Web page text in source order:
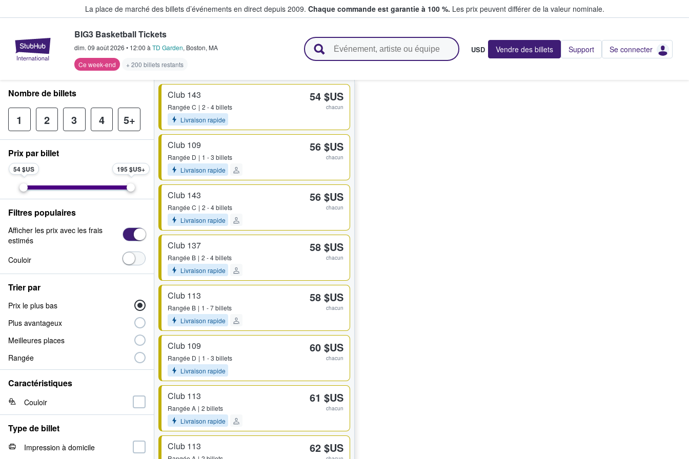
La place de marché des billets d’événements en direct depuis 2009. Chaque commande est garantie à 100 %. Les prix peuvent différer de la valeur nominale.
StubHub - Où les fans achètent et vendent des billets
BIG3 Basketball Tickets
dim. 09 août 2026 • 12:00 à TD Garden, Boston, MA
Ce week-end
+ 200 billets restants
USD Vendre des billets Support Se connecter
Club 143
Rangée C
2 - 4 billets
Livraison rapide
54 $US
chacun
Club 109
Rangée D
1 - 3 billets
Livraison rapide
56 $US
chacun
Club 143
Rangée C
2 - 4 billets
Livraison rapide
56 $US
chacun
Club 137
Rangée B
2 - 4 billets
Livraison rapide
58 $US
chacun
Club 113
Rangée B
1 - 7 billets
Livraison rapide
58 $US
chacun
Club 109
Rangée D
1 - 3 billets
Livraison rapide
60 $US
chacun
Club 113
Rangée A
2 billets
Livraison rapide
61 $US
chacun
Club 113 62 $US
Nombre de billets
1 2 3 4 5+
Prix par billet
54 $US 195 $US
Filtres populaires
Afficher les prix avec les frais
estimés
Couloir
Trier par
Prix le plus bas
Plus avantageux
Meilleures places
Rangée
Caractéristiques
Couloir
Type de billet
Impression à domicile